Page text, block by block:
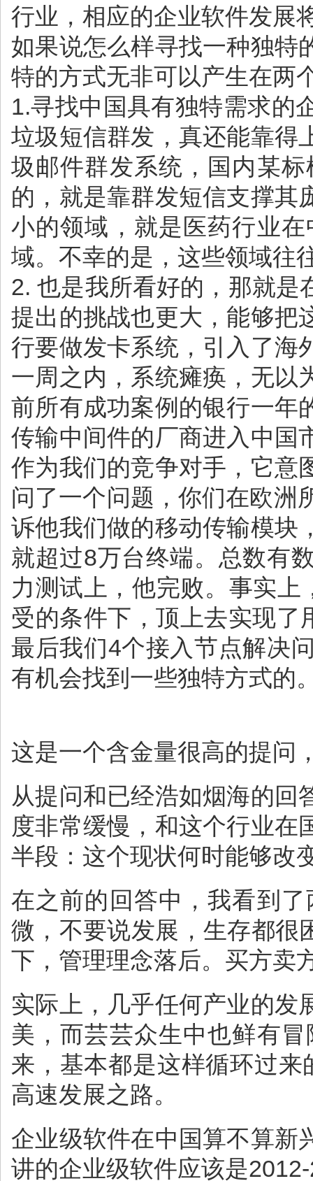
行业，相应的企业软件发展
如果说怎么样寻找一种独特
特的方式无非可以产生在两
1.寻找中国具有独特需求的
垃圾短信群发，真还能靠得
圾邮件群发系统，国内某
的，就是靠群发短信支撑其
小的领域，就是医药行业
域。不幸的是，这些领域往
2. 也是我所看好的，那就是
提出的挑战也更大，能够把
行要做发卡系统，引入了海
一周之内，系统瘫痪，无以
前所有成功案例的银行一年
传输中间件的厂商进入中国
作为我们的竞争对手，它意
问了一个问题，你们在欧洲
诉他我们做的移动传输模块
就超过8万台终端。总数有
力测试上，他完败。事实
受的条件下，顶上去实现
最后我们4个接入节点解决
有机会找到一些独特方式的
这是一个含金量很高的提问
从提问和已经浩如烟海的回
度非常缓慢，和这个行业在
半段：这个现状何时能够改
在之前的回答中，我看到
微，不要说发展，生存都很
下，管理理念落后。买方卖
实际上，几乎任何产业的发
美，而芸芸众生中也鲜有
来，基本都是这样循环过
高速发展之路。
企业级软件在中国算不算新
讲的企业级软件应该是